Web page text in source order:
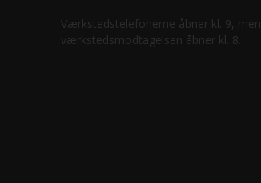
Værkstedstelefonerne åbner kl. 9, men
værkstedsmodtagelsen åbner kl. 8.